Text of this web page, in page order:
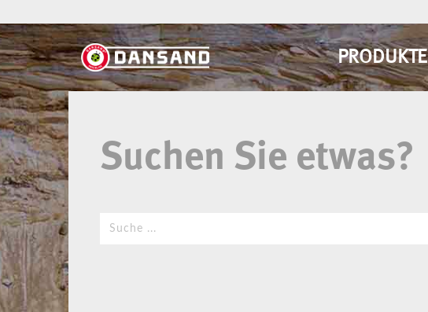
PRODUKTE
Suchen Sie etwas?